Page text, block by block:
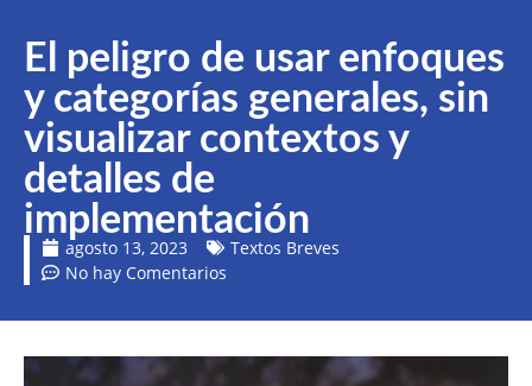
El peligro de usar enfoques
y categorías generales, sin
visualizar contextos y
detalles de
implementación
agosto 13, 2023
Textos Breves
No hay Comentarios